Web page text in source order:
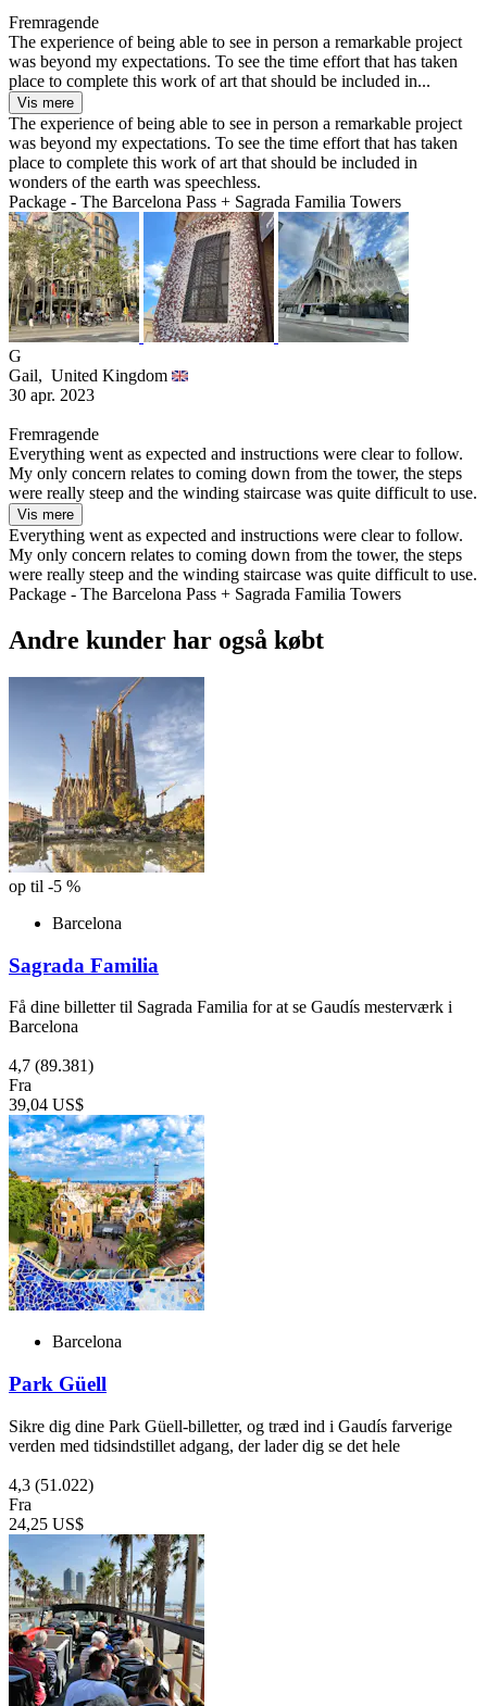
Fremragende
The experience of being able to see in person a remarkable project
was beyond my expectations. To see the time effort that has taken
place to complete this work of art that should be included in...
Vis mere
The experience of being able to see in person a remarkable project
was beyond my expectations. To see the time effort that has taken
place to complete this work of art that should be included in
wonders of the earth was speechless.
Package - The Barcelona Pass + Sagrada Familia Towers
G
Gail, United Kingdom
30 apr. 2023
Fremragende
Everything went as expected and instructions were clear to follow.
My only concern relates to coming down from the tower, the steps
were really steep and the winding staircase was quite difficult to use.
Vis mere
Everything went as expected and instructions were clear to follow.
My only concern relates to coming down from the tower, the steps
were really steep and the winding staircase was quite difficult to use.
Package - The Barcelona Pass + Sagrada Familia Towers
Andre kunder har også købt
op til -5 %
Barcelona
Sagrada Familia
Få dine billetter til Sagrada Familia for at se Gaudís mesterværk i
Barcelona
4,7 (89.381)
Fra
39,04 US$
Barcelona
Park Güell
Sikre dig dine Park Güell-billetter, og træd ind i Gaudís farverige
verden med tidsindstillet adgang, der lader dig se det hele
4,3 (51.022)
Fra
24,25 US$